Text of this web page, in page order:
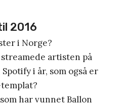
2016
i Norge?
artisten på
i år, som også er
har vunnet Ballon